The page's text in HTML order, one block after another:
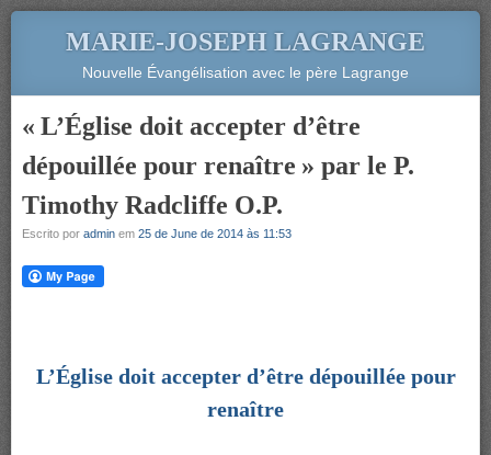
MARIE-JOSEPH LAGRANGE
Nouvelle Évangélisation avec le père Lagrange
« L’Église doit accepter d’être
dépouillée pour renaître » par le P.
Timothy Radcliffe O.P.
Escrito por admin em 25 de June de 2014 às 11:53
L’Église doit accepter d’être dépouillée pour
renaître